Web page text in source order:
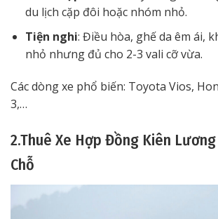
du lịch cặp đôi hoặc nhóm nhỏ.
Tiện nghi: Điều hòa, ghế da êm ái,
nhỏ nhưng đủ cho 2-3 vali cỡ vừa.
Các dòng xe phổ biến: Toyota Vios,
3,…
2.Thuê Xe Hợp Đồng Kiên
Chỗ